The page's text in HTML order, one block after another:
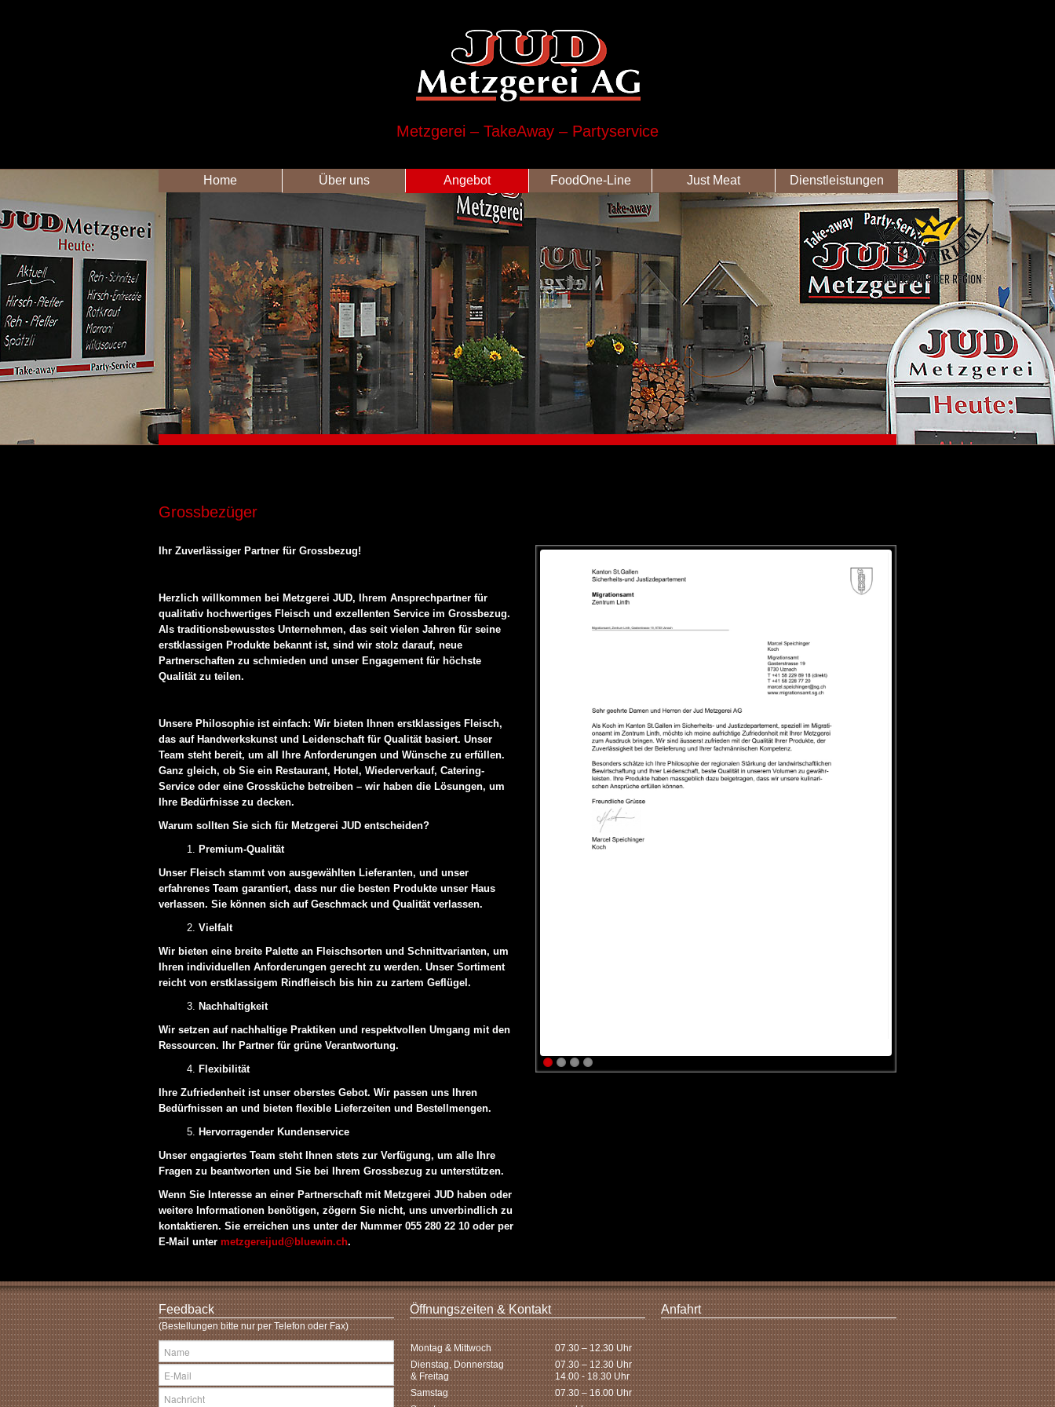
Metzgerei – TakeAway – Partyservice
Home Über uns Angebot FoodOne-Line Just Meat Dienstleistungen
Grossbezüger
Ihr Zuverlässiger Partner für Grossbezug!
Herzlich willkommen bei Metzgerei JUD, Ihrem Ansprechpartner für
qualitativ hochwertiges Fleisch und exzellenten Service im Grossbezug.
Als traditionsbewusstes Unternehmen, das seit vielen Jahren für seine
erstklassigen Produkte bekannt ist, sind wir stolz darauf, neue
Partnerschaften zu schmieden und unser Engagement für höchste
Qualität zu teilen.
Unsere Philosophie ist einfach: Wir bieten Ihnen erstklassiges Fleisch,
das auf Handwerkskunst und Leidenschaft für Qualität basiert. Unser
Team steht bereit, um all Ihre Anforderungen und Wünsche zu erfüllen.
Ganz gleich, ob Sie ein Restaurant, Hotel, Wiederverkauf, Catering-
Service oder eine Grossküche betreiben – wir haben die Lösungen, um
Ihre Bedürfnisse zu decken.
Warum sollten Sie sich für Metzgerei JUD entscheiden?
Premium-Qualität
Unser Fleisch stammt von ausgewählten Lieferanten, und unser
erfahrenes Team garantiert, dass nur die besten Produkte unser Haus
verlassen. Sie können sich auf Geschmack und Qualität verlassen.
Vielfalt
Wir bieten eine breite Palette an Fleischsorten und Schnittvarianten, um
Ihren individuellen Anforderungen gerecht zu werden. Unser Sortiment
reicht von erstklassigem Rindfleisch bis hin zu zartem Geflügel.
Nachhaltigkeit
Wir setzen auf nachhaltige Praktiken und respektvollen Umgang mit den
Ressourcen. Ihr Partner für grüne Verantwortung.
Flexibilität
Ihre Zufriedenheit ist unser oberstes Gebot. Wir passen uns Ihren
Bedürfnissen an und bieten flexible Lieferzeiten und Bestellmengen.
Hervorragender Kundenservice
Unser engagiertes Team steht Ihnen stets zur Verfügung, um alle Ihre
Fragen zu beantworten und Sie bei Ihrem Grossbezug zu unterstützen.
Wenn Sie Interesse an einer Partnerschaft mit Metzgerei JUD haben oder
weitere Informationen benötigen, zögern Sie nicht, uns unverbindlich zu
kontaktieren. Sie erreichen uns unter der Nummer 055 280 22 10 oder per
E-Mail unter metzgereijud@bluewin.ch.
Feedback
(Bestellungen bitte nur per Telefon oder Fax)
Öffnungszeiten & Kontakt
Montag & Mittwoch
07.30 – 12.30 Uhr
Dienstag, Donnerstag
& Freitag
07.30 – 12.30 Uhr
14.00 - 18.30 Uhr
Samstag
07.30 – 16.00 Uhr
Anfahrt